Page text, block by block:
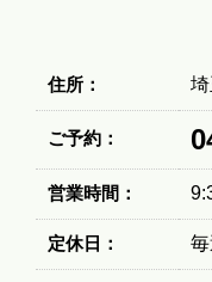
住所：
ご予約：
営業時間：
定休日： 毎